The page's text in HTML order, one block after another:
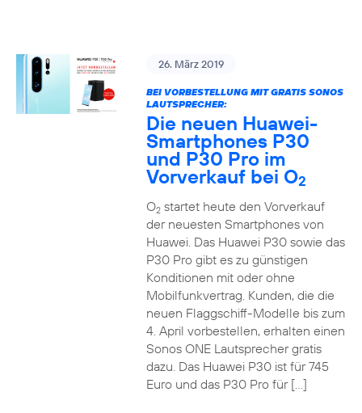
26. März 2019
BEI VORBESTELLUNG MIT GRATIS SONOS
LAUTSPRECHER:
Die neuen Huawei-
Smartphones P30
und P30 Pro im
Vorverkauf bei O2
O2startet heute den Vorverkauf
der neuesten Smartphones von
Huawei. Das Huawei P30 sowie das
P30 Pro gibt es zu günstigen
Konditionen mit oder ohne
Mobilfunkvertrag. Kunden, die die
neuen Flaggschiff-Modelle bis zum
4. April vorbestellen, erhalten einen
Sonos ONE Lautsprecher gratis
dazu. Das Huawei P30 ist für 745
Euro und das P30 Pro für […]